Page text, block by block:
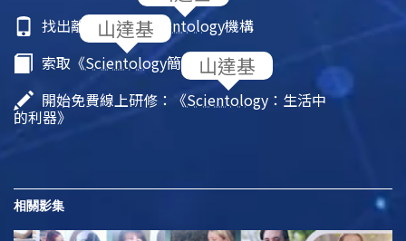
找出離你最近的Scientology機構
索取《Scientology簡介》小冊子
開始免費線上研修：《Scientology ：生活中
的利器》
相關影集